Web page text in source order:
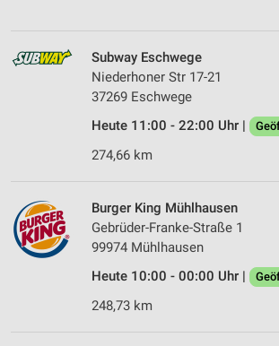
Subway Eschwege
Niederhoner Str 17-21
37269 Eschwege
Heute 11:00 - 22:00 Uhr |
274,66 km
Burger King Mühlhausen
Gebrüder-Franke-Straße 1
99974 Mühlhausen
Heute 10:00 - 00:00 Uhr |
248,73 km